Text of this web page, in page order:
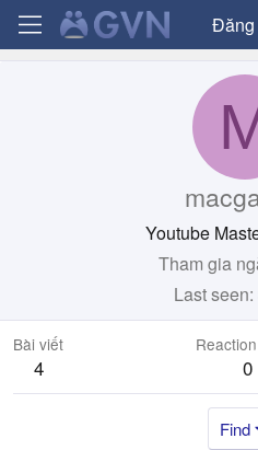
Đăng
Youtube
Tham gia
Last seen
Bài viết
4 0
Find